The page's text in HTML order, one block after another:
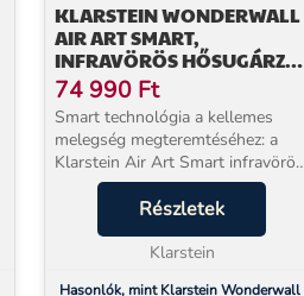
KLARSTEIN WONDERWALL
AIR ART SMART,
INFRAVÖRÖS HŐSUGÁRZÓ,
120 X 60 CM, 700 W, SZÍNES
TÉRKÉP
74 990 Ft
Smart technológia a kellemes
melegség megteremtéséhez: a
Klarstein Air Art Smart infravörös
fűtőtest nagyon hatékonyan és
helytakarékosan hoz meleget
bármely helyiségbe, ugyanakkor
nyomott grafikai f...
Részletek
Klarstein
Hasonlók, mint Klarstein Wonderwall